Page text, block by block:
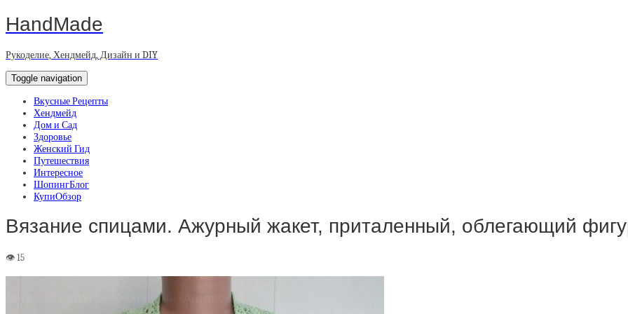
HandMade
Рукоделие, Хендмейд, Дизайн и DIY
Toggle navigation
Вкусные Рецепты
Хендмейд
Дом и Сад
Здоровье
Женский Гид
Путешествия
Интересное
ШопингБлог
КупиОбзор
Вязание спицами. Ажурный жакет, приталенный, облегающий